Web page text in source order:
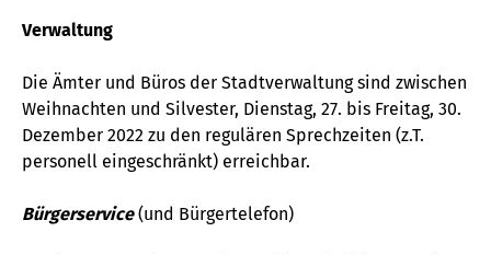
Verwaltung
Die Ämter und Büros der Stadtverwaltung sind zwischen
Weihnachten und Silvester, Dienstag, 27. bis Freitag, 30.
Dezember 2022 zu den regulären Sprechzeiten (z.T.
personell eingeschränkt) erreichbar.
Bürgerservice(und Bürgertelefon)